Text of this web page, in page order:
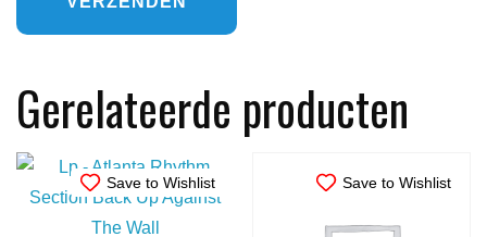
Gerelateerde producten
Save to Wishlist Save to Wishlist